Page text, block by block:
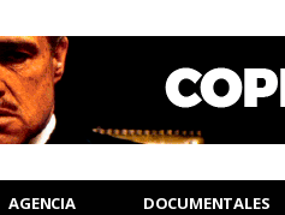
AGENCIA DOCUMENTALES